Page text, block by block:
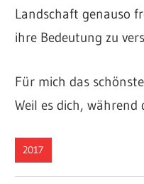
Landschaft genauso
ihre Bedeutung zu
Für mich das
Weil es dich,
2017